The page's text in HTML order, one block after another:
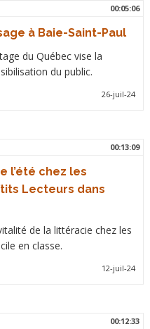
00:05:06
à Baie-Saint-Paul
du Québec vise la
du public.
26-juil-24
00:13:09
l’été chez les
Lecteurs dans
de la littéracie chez les
en classe.
12-juil-24
00:12:33